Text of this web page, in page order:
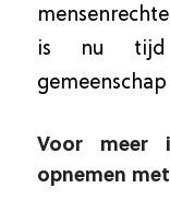
is nu tijd
Voor meer
opnemen